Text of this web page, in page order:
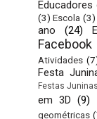
Educadores
(3) Escola (3)
ano
(24)
Facebook
Atividades
Festa
Festas Juninas
em 3D (9)
geométricas